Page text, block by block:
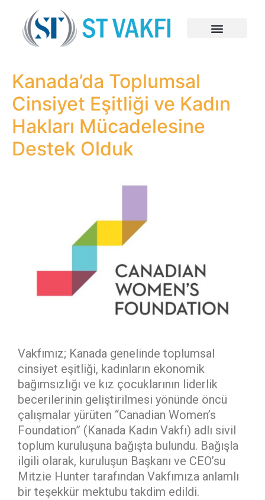
Kanada’da Toplumsal
Cinsiyet Eşitliği ve Kadın
Hakları Mücadelesine
Destek Olduk
Vakfımız; Kanada genelinde toplumsal
cinsiyet eşitliği, kadınların ekonomik
bağımsızlığı ve kız çocuklarının liderlik
becerilerinin geliştirilmesi yönünde öncü
çalışmalar yürüten “Canadian Women’s
Foundation” (Kanada Kadın Vakfı) adlı sivil
toplum kuruluşuna bağışta bulundu. Bağışla
ilgili olarak, kuruluşun Başkanı ve CEO’su
Mitzie Hunter tarafından Vakfımıza anlamlı
bir teşekkür mektubu takdim edildi.